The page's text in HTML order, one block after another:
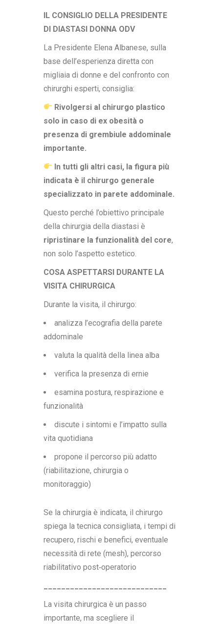
IL CONSIGLIO DELLA PRESIDENTE
DI DIASTASI DONNA ODV
La Presidente Elena Albanese, sulla
base dell’esperienza diretta con
migliaia di donne e del confronto con
chirurghi esperti, consiglia:
Rivolgersi al chirurgo plastico
solo in caso di ex obesità o
presenza di grembiule addominale
importante.
In tutti gli altri casi, la figura più
indicata è il chirurgo generale
specializzato in parete addominale.
Questo perché l’obiettivo principale
della chirurgia della diastasi è
ripristinare la funzionalità del core,
non solo l’aspetto estetico.
COSA ASPETTARSI DURANTE LA
VISITA CHIRURGICA
Durante la visita, il chirurgo:
analizza l’ecografia della parete
addominale
valuta la qualità della linea alba
verifica la presenza di ernie
esamina postura, respirazione e
funzionalità
discute i sintomi e l’impatto sulla
vita quotidiana
propone il percorso più adatto
(riabilitazione, chirurgia o
monitoraggio)
Se la chirurgia è indicata, il chirurgo
spiega la tecnica consigliata, i tempi di
recupero, rischi e benefici, eventuale
necessità di rete (mesh), percorso
riabilitativo post‑operatorio
La visita chirurgica è un passo
importante, ma scegliere il